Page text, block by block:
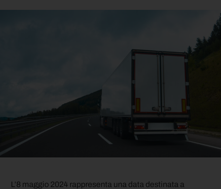
L’8 maggio 2024 rappresenta una data destinata a